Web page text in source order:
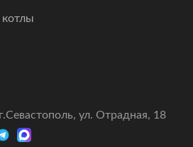
ул. Отрадная, 18